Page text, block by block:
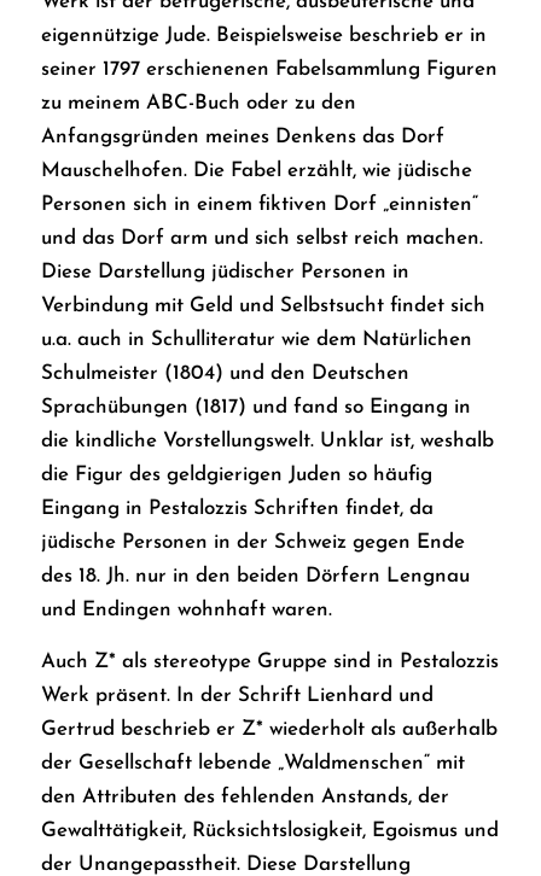
eigennützige Jude. Beispielsweise beschrieb er in
seiner 1797 erschienenen Fabelsammlung Figuren
zu meinem ABC-Buch oder zu den
Anfangsgründen meines Denkensdas Dorf
Mauschelhofen. Die Fabel erzählt, wie jüdische
Personen sich in einem fiktiven Dorf „einnisten“
und das Dorf arm und sich selbst reich machen.
Diese Darstellung jüdischer Personen in
Verbindung mit Geld und Selbstsucht findet sich
u.a. auch in Schulliteratur wie dem Natürlichen
Schulmeister (1804) und den Deutschen
Sprachübungen (1817) und fand so Eingang in
die kindliche Vorstellungswelt. Unklar ist, weshalb
die Figur des geldgierigen Juden so häufig
Eingang in Pestalozzis Schriften findet, da
jüdische Personen in der Schweiz gegen Ende
des 18. Jh. nur in den beiden Dörfern Lengnau
und Endingen wohnhaft waren.
Auch Z* als stereotype Gruppe sind in Pestalozzis
Werk präsent. In der Schrift Lienhard und
Gertrud beschrieb er Z* wiederholt als außerhalb
der Gesellschaft lebende „Waldmenschen“ mit
den Attributen des fehlenden Anstands, der
Gewalttätigkeit, Rücksichtslosigkeit, Egoismus und
der Unangepasstheit. Diese Darstellung